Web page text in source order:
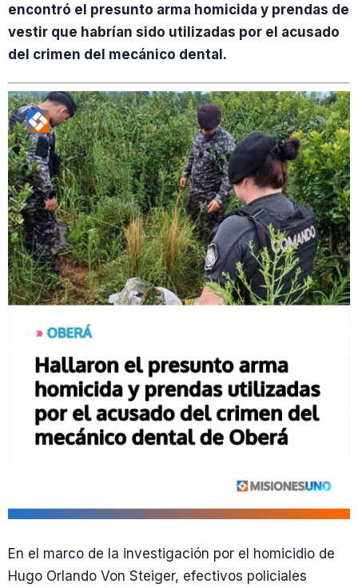
encontró el presunto arma homicida y prendas de
vestir que habrían sido utilizadas por el acusado
del crimen del mecánico dental.
En el marco de la investigación por el homicidio de
Hugo Orlando Von Steiger, efectivos policiales